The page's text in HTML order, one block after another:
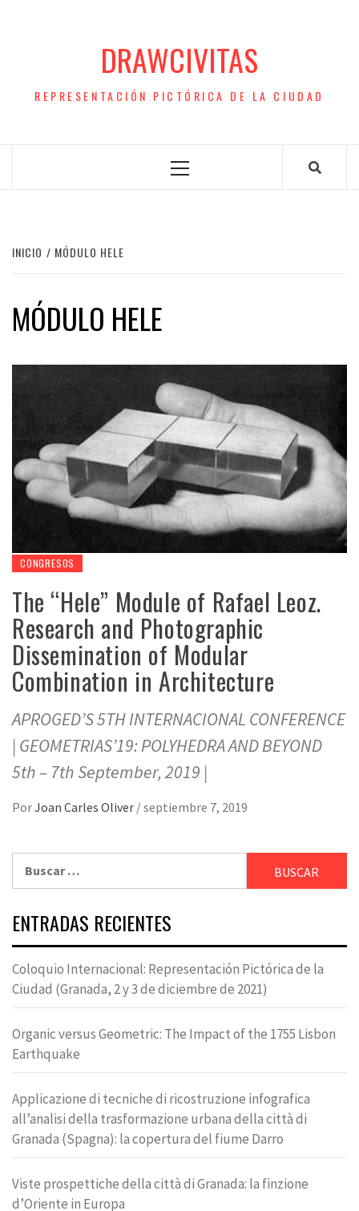
DRAWCIVITAS
REPRESENTACIÓN PICTÓRICA DE LA CIUDAD
Menú
INICIO MÓDULO HELE
MÓDULO HELE
CONGRESOS
The “Hele” Module of Rafael Leoz.
Research and Photographic
Dissemination of Modular
Combination in Architecture
APROGED’S 5TH INTERNACIONAL CONFERENCE
| GEOMETRIAS’19: POLYHEDRA AND BEYOND
5th – 7th September, 2019 |
PorJoan Carles Oliver /septiembre 7, 2019
ENTRADAS RECIENTES
Coloquio Internacional: Representación Pictórica de la
Ciudad (Granada, 2 y 3 de diciembre de 2021)
Organic versus Geometric: The Impact of the 1755 Lisbon
Earthquake
Applicazione di tecniche di ricostruzione infografica
all’analisi della trasformazione urbana della città di
Granada (Spagna): la copertura del fiume Darro
Viste prospettiche della città di Granada: la finzione
d’Oriente in Europa